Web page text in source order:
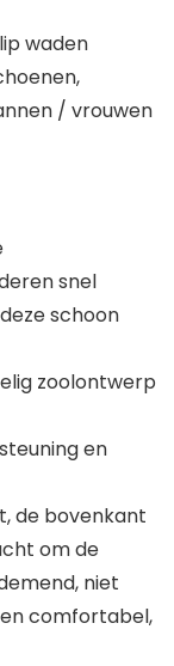
waden
/ vrouwen
snel
schoon
zoolontwerp
en
de bovenkant
om de
niet
comfortabel,